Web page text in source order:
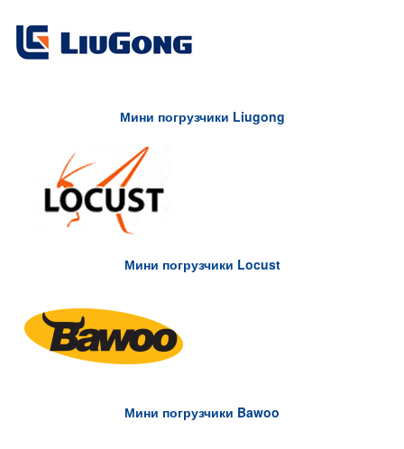
Мини погрузчики Liugong
Мини погрузчики Locust
Мини погрузчики Bawoo